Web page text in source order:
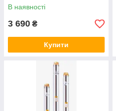
В наявності
3 690 ₴
Купити